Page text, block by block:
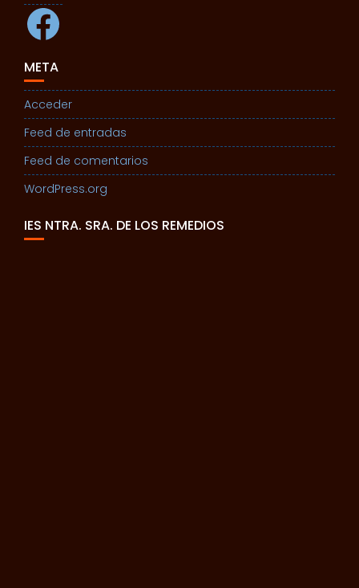
Facebook
META
Acceder
Feed de entradas
Feed de comentarios
WordPress.org
IES NTRA. SRA. DE LOS REMEDIOS